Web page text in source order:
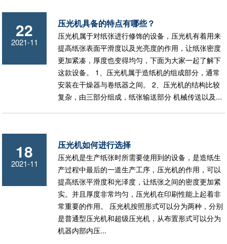
22
2021-11
压光机具备的特点有哪些？
压光机属于对纸张进行修饰的设备，压光机有着用来
提高纸张表面平滑度以及光亮度的作用，让纸张密度
更加紧凑，厚度也变得均匀，下面为大家一起了解下
这款设备。 1、压光机属于造纸机的组成部分，通常
安装在干燥器与卷纸器之间。 2、压光机的结构比较
复杂，由三部分组成，纸张输送部分 机械传送以及...
18
2021-11
压光机如何进行选择
压光机是生产纸张时所需要使用到的设备，是造纸生
产过程中最后的一道生产工序，压光机的作用，可以
提高纸张平滑度和光泽度，让纸张之间的密度更加紧
实。并且厚度非常均匀，压光机在印刷性能上起着非
常重要的作用。 压光机按照形式可以分为两种，分别
是普通型压光机和超级压光机，从布置形式可以分为
机器内部内压...